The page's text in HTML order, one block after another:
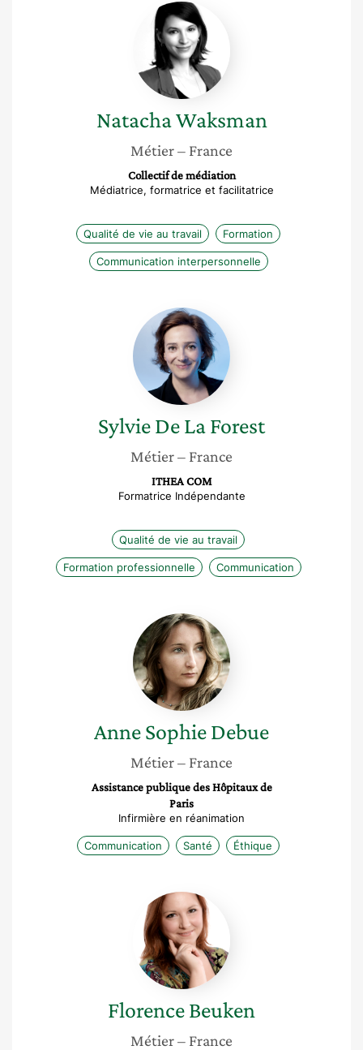
Natacha
Waksman
NatachaWaksman
Métier– France
Collectif de médiation
Médiatrice, formatrice et facilitatrice
Qualité de vie au travail Formation
Communication interpersonnelle
Sylvie
De
La
Forest
SylvieDe La Forest
Métier– France
ITHEA COM
Formatrice Indépendante
Qualité de vie au travail
Formation professionnelle Communication
Anne
Sophie
Debue
Anne SophieDebue
Métier– France
Assistance publique des Hôpitaux de
Paris
Infirmière en réanimation
Communication Santé Éthique
Florence
Beuken
FlorenceBeuken
Métier– France